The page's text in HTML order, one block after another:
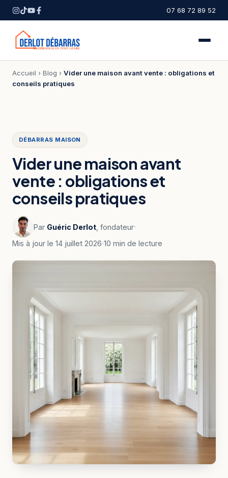
07 68 72 89 52
Accueil › Blog › Vider une maison avant vente : obligations et
conseils pratiques
DÉBARRAS MAISON
Vider une maison avant
vente : obligations et
conseils pratiques
Par Guéric Derlot , fondateur
Mis à jour le 14 juillet 2026 10 min de lecture